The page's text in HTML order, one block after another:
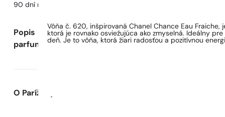
90 dní na
Popis
parfumu
Vôňa č. 620, inšpirovaná Chanel Chance Eau
ktorá je rovnako osviežujúca ako zmyselná. Ideálny
deň. Je to vôňa, ktorá žiari radosťou a pozitívnou
O Parížskych Parfumoch